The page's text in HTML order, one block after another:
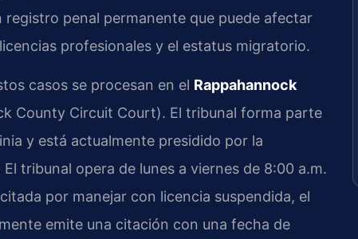
penal permanente que puede afectar
profesionales y el estatus migratorio.
casos se procesan en el Rappahannock
County Circuit Court). El tribunal forma parte
y está actualmente presidido por la
tribunal opera de lunes a viernes de 8:00 a.m.
por manejar con licencia suspendida, el
emite una citación con una fecha de